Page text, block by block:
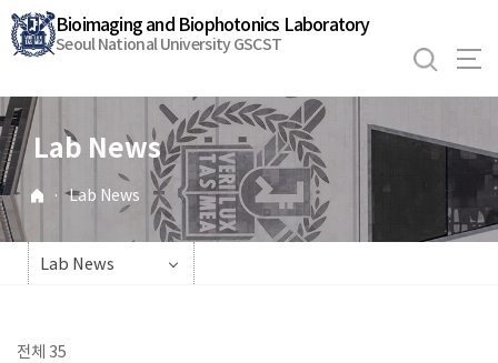
바
로
기
메
뉴
Bioimaging and Biophotonics Laboratory
Seoul National University GSCST
Lab News
· Lab News
Lab News
전체 35